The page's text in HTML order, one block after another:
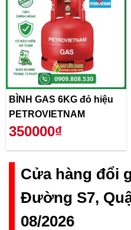
BÌNH GAS 6KG đỏ hiệu
PETROVIETNAM
350000₫
Cửa hàng đổi
Đường S7,
08/2026